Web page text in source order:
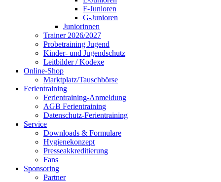
F-Junioren
G-Junioren
Juniorinnen
Trainer 2026/2027
Probetraining Jugend
Kinder- und Jugendschutz
Leitbilder / Kodexe
Online-Shop
Marktplatz/Tauschbörse
Ferientraining
Ferientraining-Anmeldung
AGB Ferientraining
Datenschutz-Ferientraining
Service
Downloads & Formulare
Hygienekonzept
Presseakkreditierung
Fans
Sponsoring
Partner